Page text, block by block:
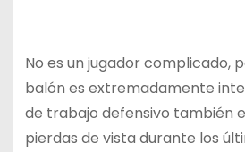
No es un jugador complicado,
balón es extremadamente
de trabajo defensivo también
pierdas de vista durante los